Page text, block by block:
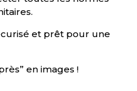
et prêt pour une
en images !